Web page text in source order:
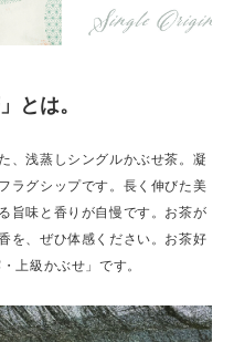
とは。
、浅蒸しシングルかぶせ茶。凝
ラグシップです。長く伸びた美
旨味と香りが自慢です。お茶が
を、ぜひ体感ください。お茶好
上級かぶせ」です。